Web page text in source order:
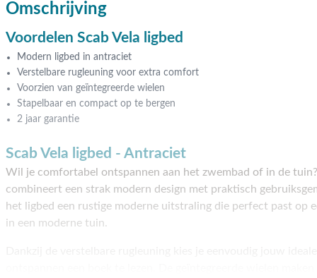
Omschrijving
Voordelen Scab Vela ligbed
Modern ligbed in antraciet
Verstelbare rugleuning voor extra comfort
Voorzien van geïntegreerde wielen
Stapelbaar en compact op te bergen
2 jaar garantie
Scab Vela ligbed - Antraciet
Wil je comfortabel ontspannen aan het zwembad of in de
combineert een strak modern design met praktisch
het ligbed een rustige moderne uitstraling die perfect past op
in een moderne tuin.